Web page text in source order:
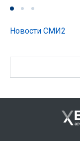
Новости СМИ2